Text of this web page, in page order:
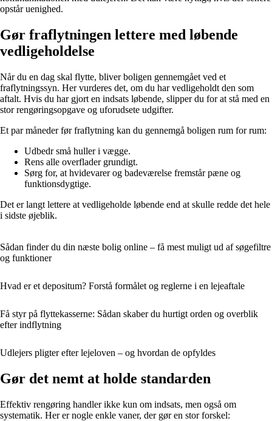
opstår uenighed.
Gør fraflytningen lettere med løbende
vedligeholdelse
Når du en dag skal flytte, bliver boligen gennemgået ved et
fraflytningssyn. Her vurderes det, om du har vedligeholdt den som
aftalt. Hvis du har gjort en indsats løbende, slipper du for at stå med en
stor rengøringsopgave og uforudsete udgifter.
Et par måneder før fraflytning kan du gennemgå boligen rum for rum:
Udbedr små huller i vægge.
Rens alle overflader grundigt.
Sørg for, at hvidevarer og badeværelse fremstår pæne og
funktionsdygtige.
Det er langt lettere at vedligeholde løbende end at skulle redde det hele
i sidste øjeblik.
Sådan finder du din næste bolig online – få mest muligt ud af søgefiltre
og funktioner
Hvad er et depositum? Forstå formålet og reglerne i en lejeaftale
Få styr på flyttekasserne: Sådan skaber du hurtigt orden og overblik
efter indflytning
Udlejers pligter efter lejeloven – og hvordan de opfyldes
Gør det nemt at holde standarden
Effektiv rengøring handler ikke kun om indsats, men også om
systematik. Her er nogle enkle vaner, der gør en stor forskel: